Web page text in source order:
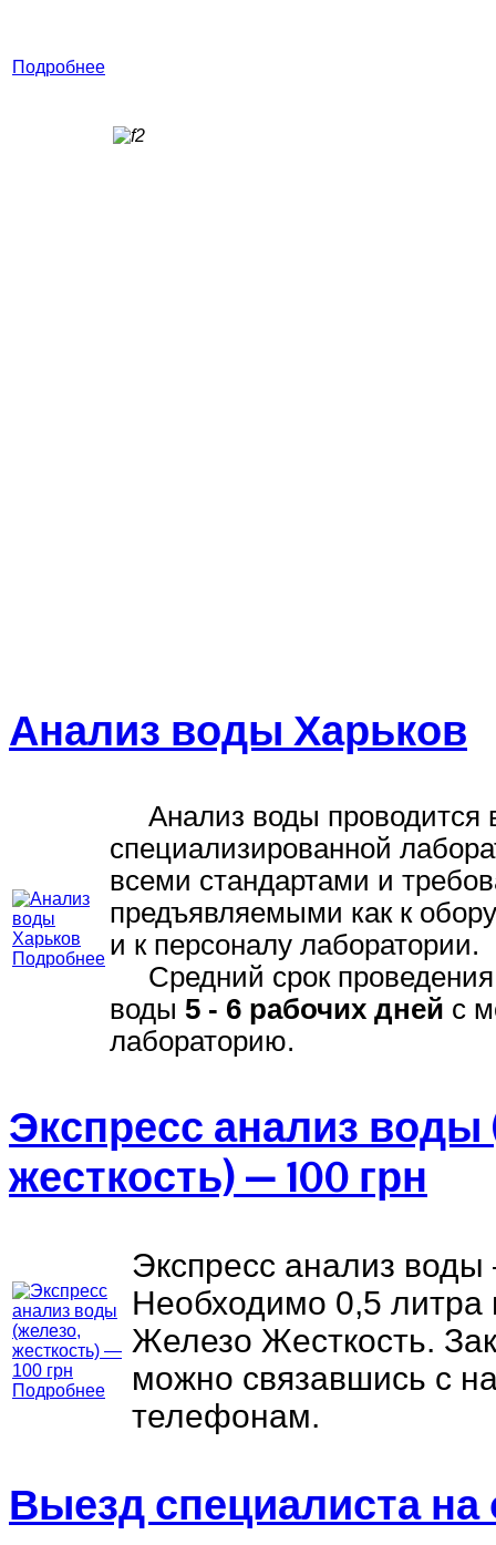
Подробнее
Анализ воды Харьков
Подробнее
Анализ воды проводится
специализированной
всеми стандартами и
предъявляемыми как к
и к персоналу лаборатории.
Средний срок
воды 5 - 6 рабочих дней с
лабораторию.
Экспресс анализ воды
жесткость) — 100 грн
Подробнее
Экспресс анализ
Необходимо 0,5
Железо Жесткость.
можно связавшись с
телефонам.
Выезд специалиста на